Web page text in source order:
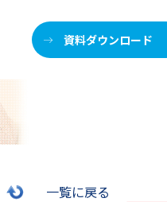
資料ダウンロード
一覧に戻る